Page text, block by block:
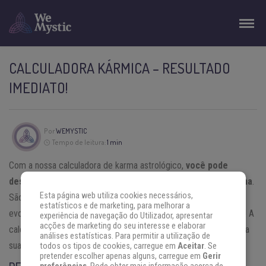
CALCULADORA KÁRMICA – RESULTADO
IMEDIATO!
PorWEMYSTIC
Tempo de leitura:1 min
Com a nossa calculadora de karma astrológico, você pode
descobrir agora em que signo do Zodíaco está o seu Karma.
São revelações importantes para entender o seu caminho e
evolução espirituais. (NOTA: O resultado não ó o seu signo solar! A
calculadora mostra em que signo está o seu karma, com base na
sua data de nascimento.)
Esta página web utiliza cookies necessários,
estatísticos e de marketing, para melhorar a
experiência de navegação do Utilizador, apresentar
acções de marketing do seu interesse e elaborar
análises estatísticas. Para permitir a utilização de
todos os tipos de cookies, carregue em Aceitar. Se
pretender escolher apenas alguns, carregue em Gerir